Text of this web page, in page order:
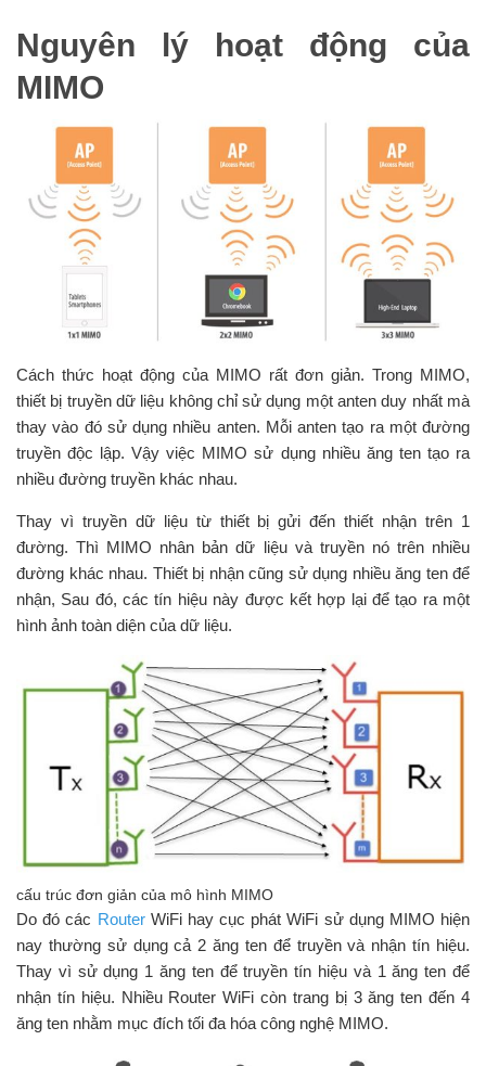
Nguyên lý hoạt động của
MIMO
Cách thức hoạt động của MIMO rất đơn giản. Trong MIMO,
thiết bị truyền dữ liệu không chỉ sử dụng một anten duy nhất mà
thay vào đó sử dụng nhiều anten. Mỗi anten tạo ra một đường
truyền độc lập. Vậy việc MIMO sử dụng nhiều ăng ten tạo ra
nhiều đường truyền khác nhau.
Thay vì truyền dữ liệu từ thiết bị gửi đến thiết nhận trên 1
đường. Thì MIMO nhân bản dữ liệu và truyền nó trên nhiều
đường khác nhau. Thiết bị nhận cũng sử dụng nhiều ăng ten để
nhận, Sau đó, các tín hiệu này được kết hợp lại để tạo ra một
hình ảnh toàn diện của dữ liệu.
cấu trúc đơn giản của mô hình MIMO
Do đó các RouterWiFi hay cục phát WiFi sử dụng MIMO hiện
nay thường sử dụng cả 2 ăng ten để truyền và nhận tín hiệu.
Thay vì sử dụng 1 ăng ten để truyền tín hiệu và 1 ăng ten để
nhận tín hiệu. Nhiều Router WiFi còn trang bị 3 ăng ten đến 4
ăng ten nhằm mục đích tối đa hóa công nghệ MIMO.